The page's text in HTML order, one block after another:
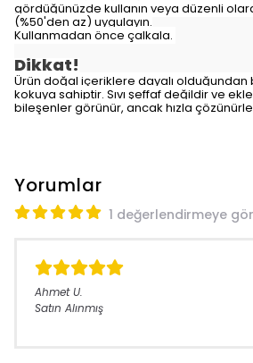
gördüğünüzde kullanın veya düzenli
(%50'den az) uygulayın.
Kullanmadan önce çalkala.
Dikkat!
Ürün doğal içeriklere dayalı
kokuya sahiptir. Sıvı şeffaf değildir ve
bileşenler görünür, ancak hızla
Yorumlar
1 değerlendirmeye
Ahmet U.
Satın Alınmış